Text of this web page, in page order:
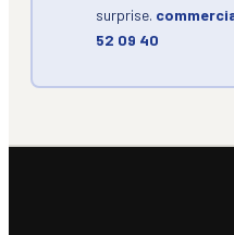
surprise.
52 09 40